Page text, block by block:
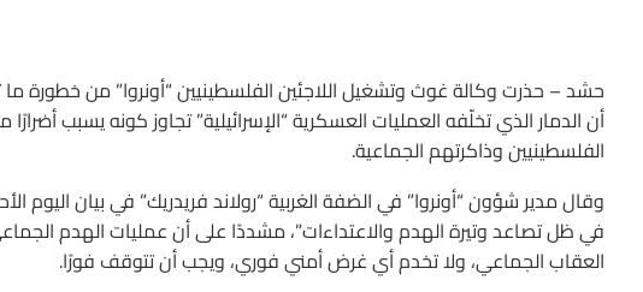
حشد – حذرت وكالة غوث وتشغيل اللاجئين الفلسطينيين “أونروا” من خطورة
أن الدمار الذي تخلّفه العمليات العسكرية “الإسرائيلية” تجاوز كونه يسبب
الفلسطينيين وذاكرتهم الجماعية.
في ظل تصاعد وتيرة الهدم والاعتداءات”، مشددًا على أن عمليات الهدم
العقاب الجماعي، ولا تخدم أي غرض أمني فوري، ويجب أن تتوقف فورًا.